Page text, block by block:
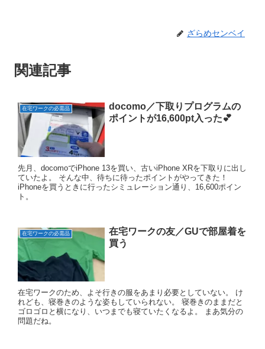
ざらめセンベイ
関連記事
在宅ワークの必需品
docomo／下取りプログラムの
ポイントが16,600pt入った💕
先月、docomoでiPhone 13を買い、古いiPhone XRを下取りに出し
ていたよ。 そんな中、待ちに待ったポイントがやってきた！
iPhoneを買うときに行ったシミュレーション通り、16,600ポイン
ト。
在宅ワークの必需品
在宅ワークの友／GUで部屋着を
買う
在宅ワークのため、よそ行きの服をあまり必要としていない。 け
れども、寝巻きのような姿もしていられない。 寝巻きのままだと
ゴロゴロと横になり、いつまでも寝ていたくなるよ。 まあ気分の
問題だね。